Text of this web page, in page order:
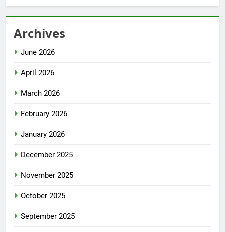
Archives
June 2026
April 2026
March 2026
February 2026
January 2026
December 2025
November 2025
October 2025
September 2025